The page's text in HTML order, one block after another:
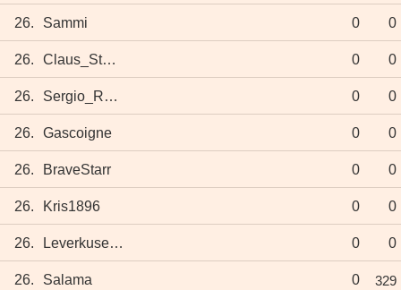
26. Sammi 0 0
26. Claus_Stuggi 0 0
26. Sergio_Ramen 0 0
26. Gascoigne 0 0
26. BraveStarr 0 0
26. Kris1896 0 0
26. Leverkusener 0 0
26. Salama 0 329